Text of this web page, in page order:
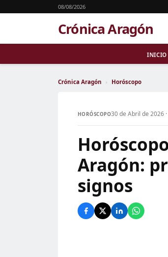
08/08/2026
Crónica Aragón
INICIO
Crónica Aragón › Horóscopo
HORÓSCOPO30 de Abril de 2026
Aragón:
signos